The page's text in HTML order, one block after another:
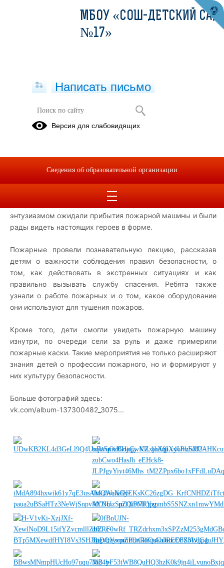
Встреча с пожарными
Встреча с пожарными
детский сад №17" города Евпатории состоялась
увлекательная встреча с пожарными. Дети с большим
энтузиазмом ожидали прибытия пожарной машины и были
рады видеть настоящих героев в форме.
Пожарные провели познавательную лекцию, рассказав
детям о важности соблюдения правил безопасности, о
том, как действовать в экстренных ситуациях и как
правильно вызывать службу спасения. Ребята также
узнали о работе пожарных и о том, какое оборудование
они используют для тушения пожаров.
Кроме того, дети смогли увидеть пожарную машину
изнутри, по очереди сели за руль и даже примерили
пожарные каски. Такие мероприятия не только расширяют
знания детей о профессии пожарного, но и формируют у
них культуру безопасности.
Больше фотографий здесь:
vk.com/album-137300482_3075...
МБОУ «СОШ-ДЕТСКИЙ САД
№17»
Написать письмо
Версия для слабовидящих
Сведения об образовательной организации